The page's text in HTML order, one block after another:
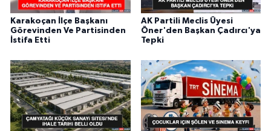
Karakoçan İlçe Başkanı
Görevinden Ve Partisinden
İstifa Etti
AK Partili Meclis Üyesi
Öner'den Başkan Çadırcı'ya
Tepki